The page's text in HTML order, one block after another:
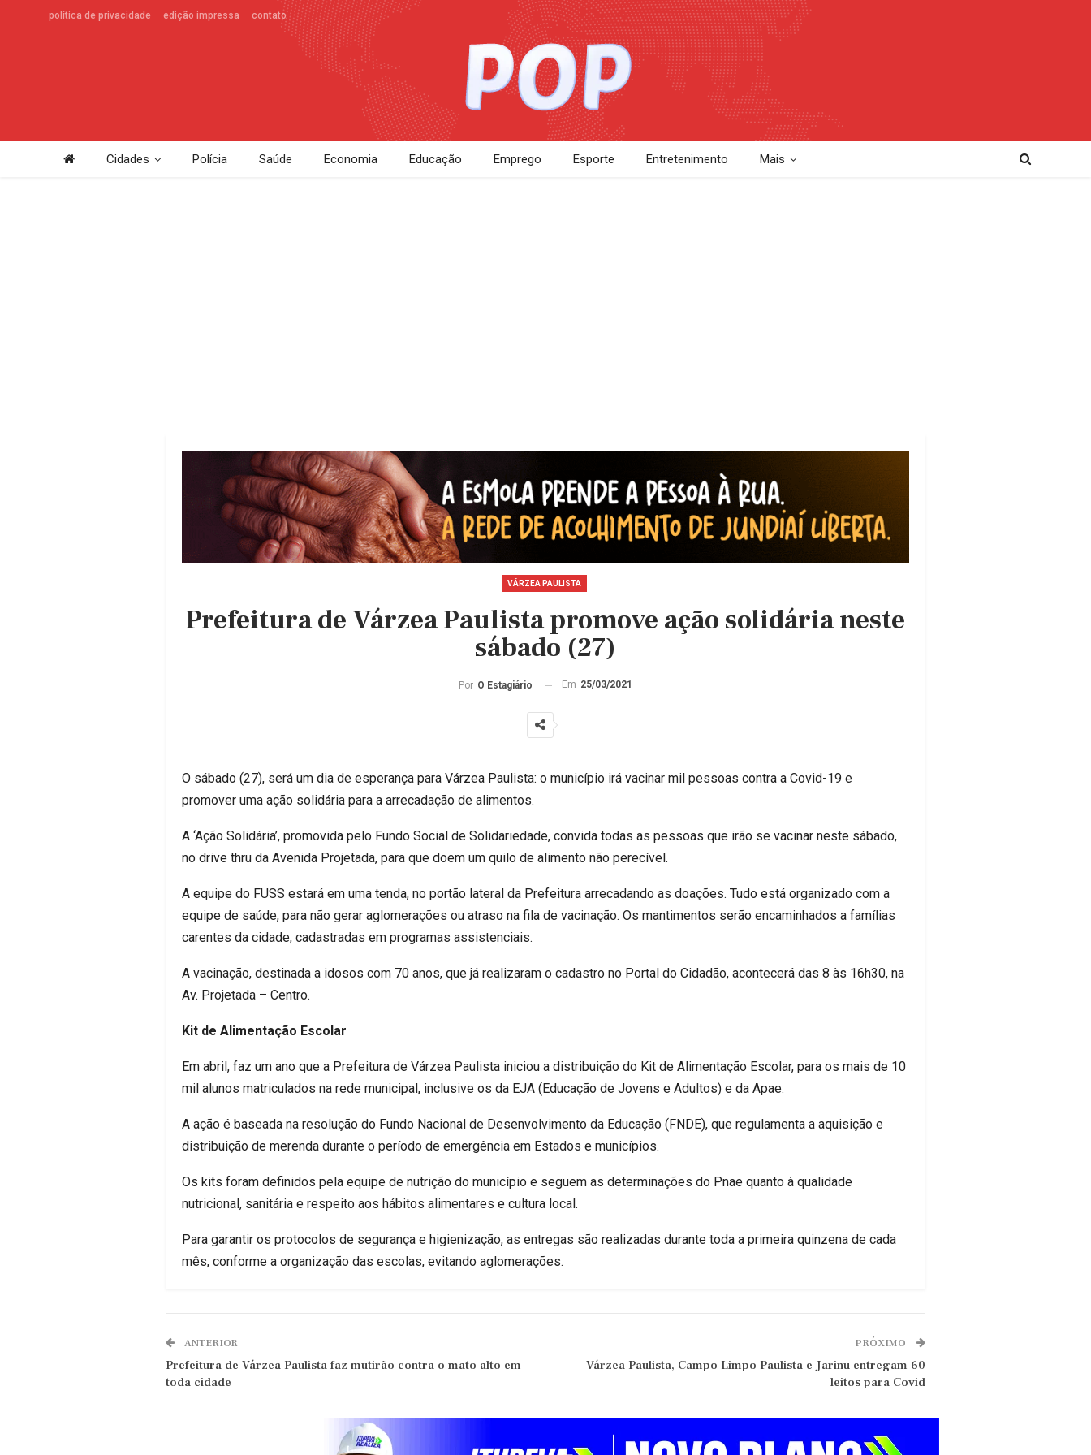
política de privacidade edição impressa contato
Cidades Polícia Saúde Economia Educação Emprego Esporte Entretenimento Mais
VÁRZEA PAULISTA
Prefeitura de Várzea Paulista promove ação solidária neste
sábado (27)
Por O Estagiário Em 25/03/2021
O sábado (27), será um dia de esperança para Várzea Paulista: o município irá vacinar mil pessoas contra a Covid-19 e
promover uma ação solidária para a arrecadação de alimentos.
A ‘Ação Solidária’, promovida pelo Fundo Social de Solidariedade, convida todas as pessoas que irão se vacinar neste sábado,
no drive thru da Avenida Projetada, para que doem um quilo de alimento não perecível.
A equipe do FUSS estará em uma tenda, no portão lateral da Prefeitura arrecadando as doações. Tudo está organizado com a
equipe de saúde, para não gerar aglomerações ou atraso na fila de vacinação. Os mantimentos serão encaminhados a famílias
carentes da cidade, cadastradas em programas assistenciais.
A vacinação, destinada a idosos com 70 anos, que já realizaram o cadastro no Portal do Cidadão, acontecerá das 8 às 16h30, na
Av. Projetada – Centro.
Kit de Alimentação Escolar
Em abril, faz um ano que a Prefeitura de Várzea Paulista iniciou a distribuição do Kit de Alimentação Escolar, para os mais de 10
mil alunos matriculados na rede municipal, inclusive os da EJA (Educação de Jovens e Adultos) e da Apae.
A ação é baseada na resolução do Fundo Nacional de Desenvolvimento da Educação (FNDE), que regulamenta a aquisição e
distribuição de merenda durante o período de emergência em Estados e municípios.
Os kits foram definidos pela equipe de nutrição do município e seguem as determinações do Pnae quanto à qualidade
nutricional, sanitária e respeito aos hábitos alimentares e cultura local.
Para garantir os protocolos de segurança e higienização, as entregas são realizadas durante toda a primeira quinzena de cada
mês, conforme a organização das escolas, evitando aglomerações.
ANTERIOR
Prefeitura de Várzea Paulista faz mutirão contra o mato alto em
toda cidade
PRÓXIMO
Várzea Paulista, Campo Limpo Paulista e Jarinu entregam 60
leitos para Covid